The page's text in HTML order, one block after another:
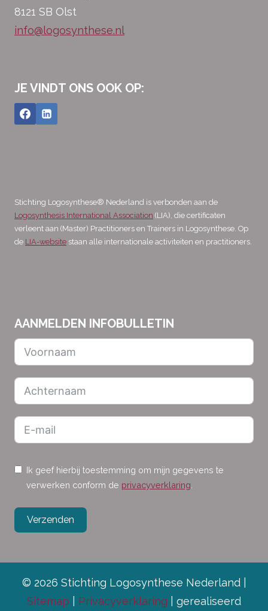
8121 SB Olst
info@logosynthese.nl
JE VINDT ONS OOK OP:
Stichting Logosynthese® Nederland is verbonden aan de
Logosynthesis International Association (LIA), die certificaten
verleent aan (Master) Practitioners en Trainers in Logosynthese. Op
de LIA-website staan alle internationale activiteiten en practitioners.
AANMELDEN INFOBULLETIN
Ik geef hierbij toestemming om mijn gegevens te
verwerken conform de privacyverklaring
Verzenden
© 2026 Stichting Logosynthese Nederland |
Sitemap
Privacyverklaring | gerealiseerd